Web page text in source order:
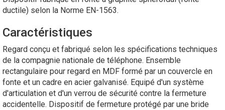
ductile) selon la Norme EN-1563.
Caractéristiques
Regard conçu et fabriqué selon les spécifications techniques
de la compagnie nationale de téléphone. Ensemble
rectangulaire pour regard en MDF formé par un couvercle en
fonte et un cadre en acier galvanisé. Equipé d'un système
d'articulation et d'un verrou de sécurité contre la fermeture
accidentelle. Dispositif de fermeture protégé par une bride